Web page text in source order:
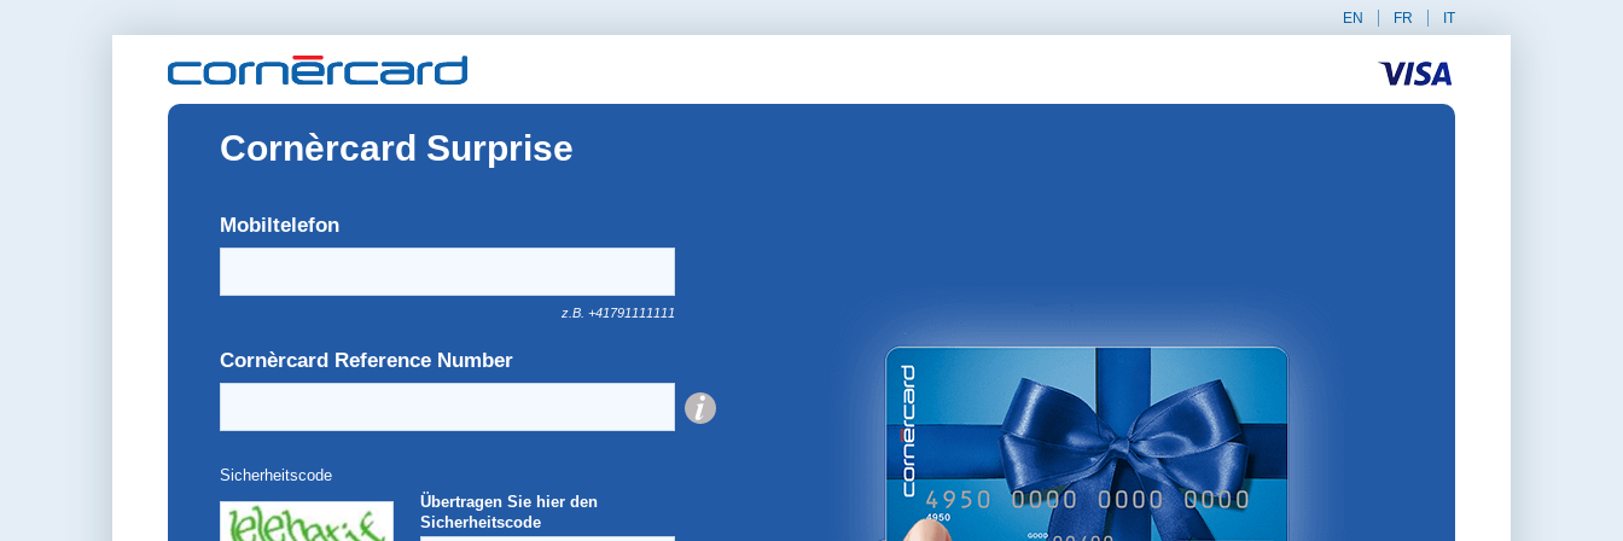
EN FR IT
Cornèrcard Surprise
Mobiltelefon
z.B. +41791111111
Cornèrcard Reference Number
Sicherheitscode
Übertragen Sie hier den
Sicherheitscode